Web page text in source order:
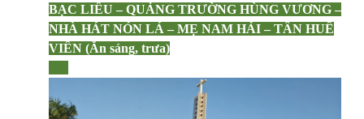
BẠC LIÊU – QUẢNG TRƯỜNG HÙNG VƯƠNG –
NHÀ HÁT NÓN LÁ – MẸ NAM HẢI – TÂN HUÊ
VIÊN (Ăn sáng, trưa)